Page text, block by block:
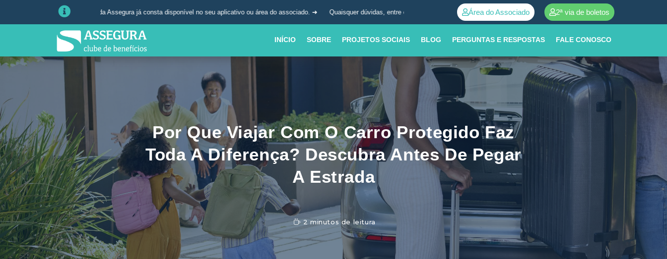
Proteção Veicular da Assegura já consta disponível no seu aplicativo ou área do associado. ➜ Quaisquer dúvidas, entre em contato com a nossa central de atendimento ➜ 0800 252 0001
Área do Associado 2ª via de boletos
INÍCIO SOBRE PROJETOS SOCIAIS BLOG PERGUNTAS E RESPOSTAS FALE CONOSCO
Por Que Viajar Com O Carro Protegido Faz
Toda A Diferença? Descubra Antes De Pegar
A Estrada
2 minutos de leitura